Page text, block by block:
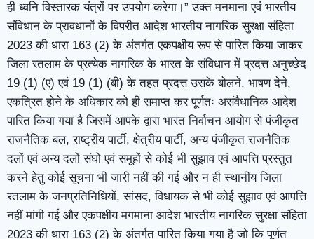
ही ध्वनि विस्तारक यंत्रों पर उपयोग करेगा।” उक्त मनमाना एवं भारतीय
संविधान के प्रावधानों के विपरीत आदेश भारतीय नागरिक सुरक्षा संहिता
2023 की धारा 163 (2) के अंतर्गत एकपक्षीय रूप से पारित किया जाकर
जिला रतलाम के प्रत्येक नागरिक के भारत के संविधान में प्रदत्त अनुच्छेद
19 (1) (ए) एवं 19 (1) (बी) के तहत प्रदत्त उसके बोलने, भाषण देने,
एकत्रित होने के अधिकार को ही समाप्त कर पूर्णतः असंवैधानिक आदेश
पारित किया गया है जिसमें आपके द्वारा भारत निर्वाचन आयोग से पंजीकृत
राजनैतिक बल, राष्ट्रीय पार्टी, क्षेत्रीय पार्टी, अन्य पंजीकृत राजनैतिक
दलों एवं अन्य दलों संघो एवं समूहों से कोई भी सुझाव एवं आपत्ति प्रस्तुत
करने हेतु कोई सूचना भी जारी नहीं की गई और न ही स्थानीय जिला
रतलाम के जनप्रतिनिधियों, सांसद, विधायक से भी कोई सुझाव एवं आपत्ति
नहीं मांगी गई और एकपक्षीय मगमाना आदेश भारतीय नागरिक सुरक्षा संहिता
2023 की धारा 163 (2) के अंतर्गत पारित किया गया है जो कि पूर्णत